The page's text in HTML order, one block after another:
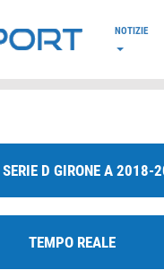
NOTIZIE
SERIE D GIRONE A 2018-
TEMPO REALE